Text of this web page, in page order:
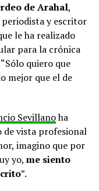
de Arahal,
periodista y escritor
le ha realizado
para la crónica
quiero que
mejor que el de
Sevillanoha
de vista profesional
imagino que por
yo, me siento
”.